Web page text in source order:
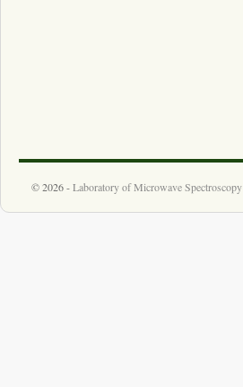
© 2026 -Laboratory of Microwave Spectroscopy